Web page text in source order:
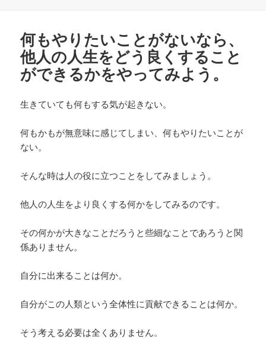
何もやりたいことがないなら、
他人の人生をどう良くすること
ができるかをやってみよう。
生きていても何もする気が起きない。
何もかもが無意味に感じてしまい、何もやりたいことが
ない。
そんな時は人の役に立つことをしてみましょう。
他人の人生をより良くする何かをしてみるのです。
その何かが大きなことだろうと些細なことであろうと関
係ありません。
自分に出来ることは何か。
自分がこの人類という全体性に貢献できることは何か。
そう考える必要は全くありません。